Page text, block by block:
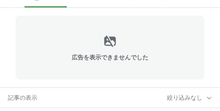
広告を表示できませんでした
記事の表示 絞り込みなし